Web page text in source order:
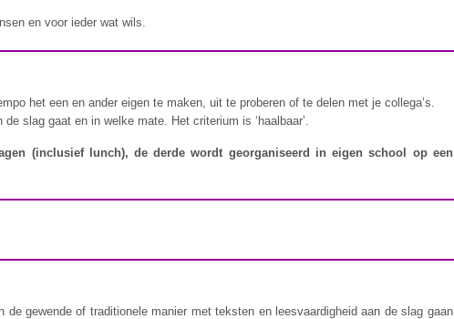
en voor ieder wat wils.
het een en ander eigen te maken, uit te proberen of te delen met je collega’s.
slag gaat en in welke mate. Het criterium is ‘haalbaar’.
(inclusief lunch), de derde wordt georganiseerd in eigen school op een
gewende of traditionele manier met teksten en leesvaardigheid aan de slag gaan